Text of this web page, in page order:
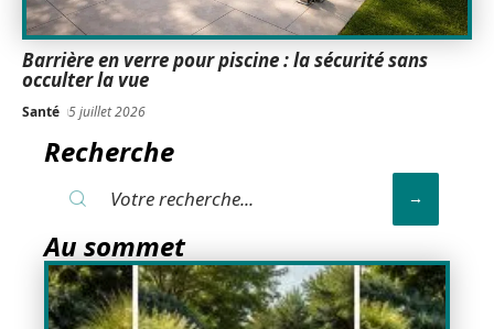
Barrière en verre pour piscine : la sécurité sans
occulter la vue
Santé 5 juillet 2026
Recherche
Au sommet